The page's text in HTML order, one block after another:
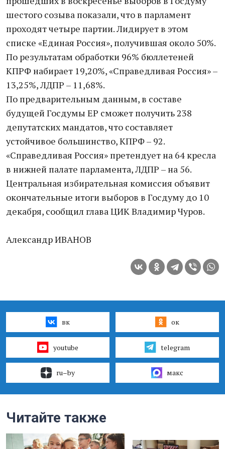
шестого созыва показали, что в парламент
проходят четыре партии. Лидирует в этом
списке «Единая Россия», получившая около 50%.
По результатам обработки 96% бюллетеней
КПРФ набирает 19,20%, «Справедливая Россия» –
13,25%, ЛДПР – 11,68%.
По предварительным данным, в составе
будущей Госдумы ЕР сможет получить 238
депутатских мандатов, что составляет
устойчивое большинство, КПРФ – 92.
«Справедливая Россия» претендует на 64 кресла
в нижней палате парламента, ЛДПР – на 56.
Центральная избирательная комиссия объявит
окончательные итоги выборов в Госдуму до 10
декабря, сообщил глава ЦИК Владимир Чуров.
Александр ИВАНОВ
вк ок
youtube telegram
ru–by макс
Читайте также